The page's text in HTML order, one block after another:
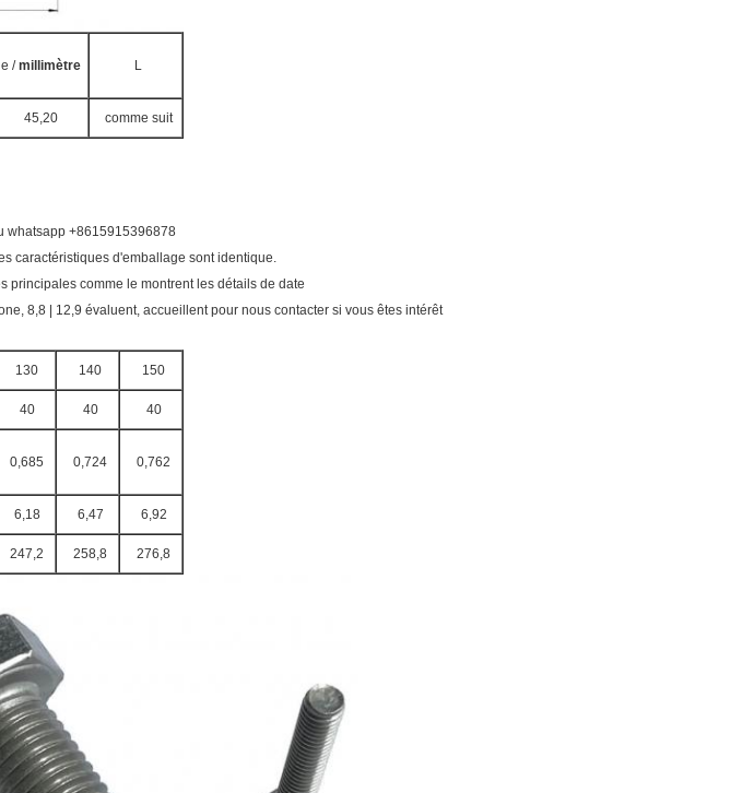
e /millimètre L
45,20 comme suit
whatsapp +8615915396878
caractéristiques d'emballage sont identique.
principales comme le montrent les détails de date
8,8 | 12,9 évaluent, accueillent pour nous contacter si vous êtes intérêt
130 140 150
40 40 40
0,685 0,724 0,762
6,18 6,47 6,92
247,2 258,8 276,8